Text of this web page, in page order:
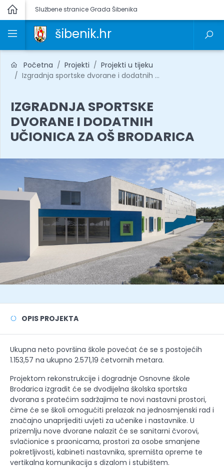
Službene stranice Grada Šibenika
šibenik.hr
Početna Projekti
Projekti u tijeku
Izgradnja sportske dvorane i dodatnih ...
IZGRADNJA SPORTSKE
DVORANE I DODATNIH
UČIONICA ZA OŠ BRODARICA
OPIS PROJEKTA
Ukupna neto površina škole povećat će se s postojećih
1.153,57 na ukupno 2.571,19 četvornih metara.
Projektom rekonstrukcije i dogradnje Osnovne škole
Brodarica izgradit će se dvodijelna školska sportska
dvorana s pratećim sadržajima te novi nastavni prostori,
čime će se školi omogućiti prelazak na jednosmjenski rad i
značajno unaprijediti uvjeti za učenike i nastavnike. U
prizemlju nove dvorane nalazit će se sanitarni čvorovi,
svlačionice s praonicama, prostori za osobe smanjene
pokretljivosti, kabineti nastavnika, spremišta opreme te
vertikalna komunikacija s dizalom i stubištem.